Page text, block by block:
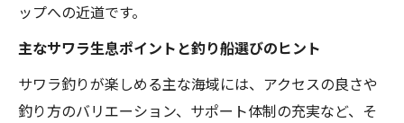
ップへの近道です。
主なサワラ生息ポイントと釣り船選びのヒント
サワラ釣りが楽しめる主な海域には、アクセスの良さや
釣り方のバリエーション、サポート体制の充実など、そ